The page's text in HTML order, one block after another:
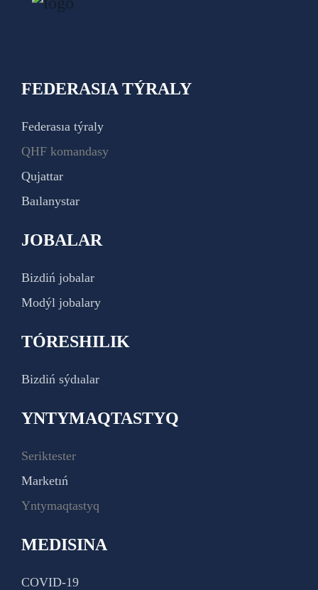
FEDERASIA TÝRALY
Federasıa týraly
QHF komandasy
Qujattar
Baılanystar
JOBALAR
Bizdiń jobalar
Modýl jobalary
TÓRESHILIK
Bizdiń sýdıalar
YNTYMAQTASTYQ
Seriktester
Marketıń
Yntymaqtastyq
MEDISINA
COVID-19